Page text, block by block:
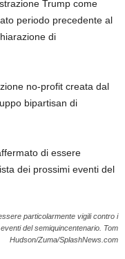
Trump come
periodo precedente al
di
no-profit creata dal
bipartisan di
di essere
dei prossimi eventi del
particolarmente vigili contro i
del semiquincentenario. Tom
Hudson/Zuma/SplashNews.com